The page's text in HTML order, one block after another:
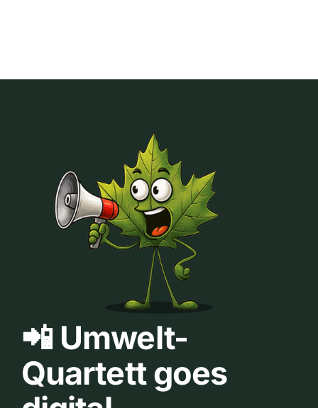
📲 Umwelt-
Quartett goes